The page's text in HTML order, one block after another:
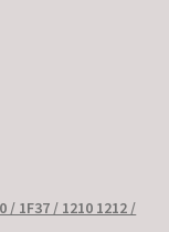
/ 1F37 / 1210 1212 /